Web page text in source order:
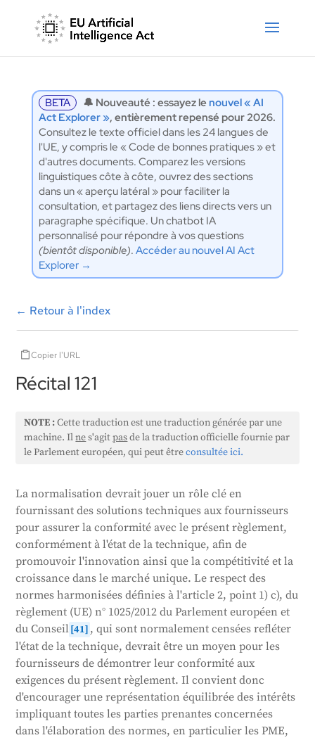
BETA 🔔 Nouveauté : essayez le nouvel « AI
Act Explorer », entièrement repensé pour 2026.
Consultez le texte officiel dans les 24 langues de
l'UE, y compris le « Code de bonnes pratiques » et
d'autres documents. Comparez les versions
linguistiques côte à côte, ouvrez des sections
dans un « aperçu latéral » pour faciliter la
consultation, et partagez des liens directs vers un
paragraphe spécifique. Un chatbot IA
personnalisé pour répondre à vos questions
(bientôt disponible). Accéder au nouvel AI Act
Explorer →
← Retour à l'index
Copier l'URL
Récital 121
NOTE :Cette traduction est une traduction générée par une
machine. Ilnes'agitpasde la traduction officielle fournie par
le Parlement européen, qui peut êtreconsultée ici.
La normalisation devrait jouer un rôle clé en
fournissant des solutions techniques aux fournisseurs
pour assurer la conformité avec le présent règlement,
conformément à l'état de la technique, afin de
promouvoir l'innovation ainsi que la compétitivité et la
croissance dans le marché unique. Le respect des
normes harmonisées définies à l'article 2, point 1) c), du
règlement (UE) n° 1025/2012 du Parlement européen et
du Conseil[41] , qui sont normalement censées refléter
l'état de la technique, devrait être un moyen pour les
fournisseurs de démontrer leur conformité aux
exigences du présent règlement. Il convient donc
d'encourager une représentation équilibrée des intérêts
impliquant toutes les parties prenantes concernées
dans l'élaboration des normes, en particulier les PME,